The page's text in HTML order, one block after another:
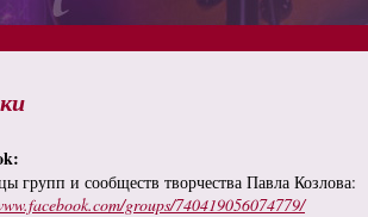
групп и сообществ творчества Павла Козлова:
groups/740419056074779/